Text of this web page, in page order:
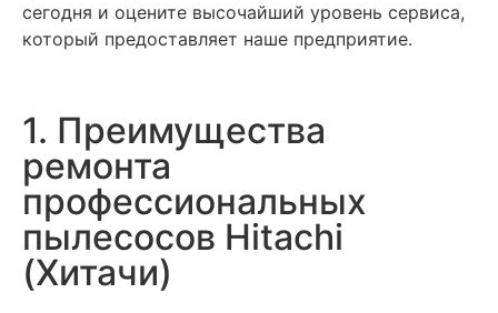
сегодня и оцените высочайший уровень сервиса,
который предоставляет наше предприятие.
1. Преимущества
ремонта
профессиональных
пылесосов Hitachi
(Хитачи)